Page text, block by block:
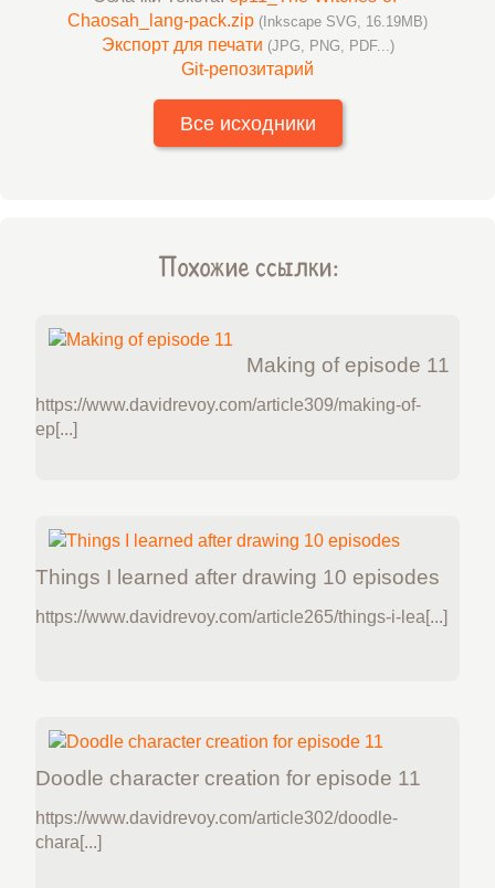
Chaosah_lang-pack.zip (Inkscape SVG, 16.19MB)
Экспорт для печати (JPG, PNG, PDF...)
Git-репозитарий
Все исходники
Похожие ссылки:
Making of episode 11
https://www.davidrevoy.com/article309/making-of-
ep[...]
Things I learned after drawing 10 episodes
https://www.davidrevoy.com/article265/things-i-lea[...]
Doodle character creation for episode 11
https://www.davidrevoy.com/article302/doodle-
chara[...]